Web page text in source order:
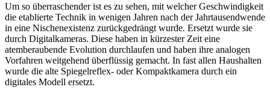
Um so überraschender ist es zu sehen, mit welcher Geschwindigkeit
die etablierte Technik in wenigen Jahren nach der Jahrtausendwende
in eine Nischenexistenz zurückgedrängt wurde. Ersetzt wurde sie
durch Digitalkameras. Diese haben in kürzester Zeit eine
atemberaubende Evolution durchlaufen und haben ihre analogen
Vorfahren weitgehend überflüssig gemacht. In fast allen Haushalten
wurde die alte Spiegelreflex- oder Kompaktkamera durch ein
digitales Modell ersetzt.